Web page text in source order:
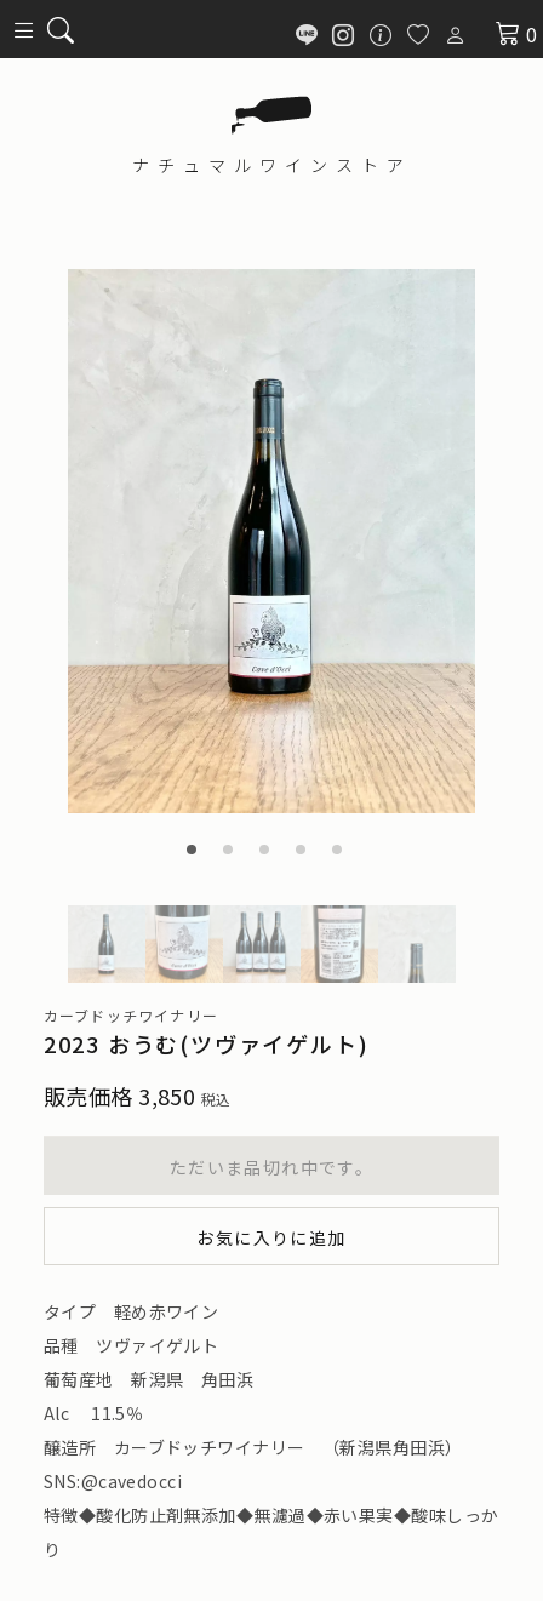
0
ナチュマル ワインストア
カーブドッチワイナリー
2023 おうむ(ツヴァイゲルト)
販売価格 3,850 税込
ただいま品切れ中です。
お気に入りに追加
タイプ 軽め赤ワイン
品種 ツヴァイゲルト
葡萄産地 新潟県 角田浜
Alc 11.5％
醸造所 カーブドッチワイナリー （新潟県角田浜）
SNS:@cavedocci
特徴◆酸化防止剤無添加◆無濾過◆赤い果実◆酸味しっか
り